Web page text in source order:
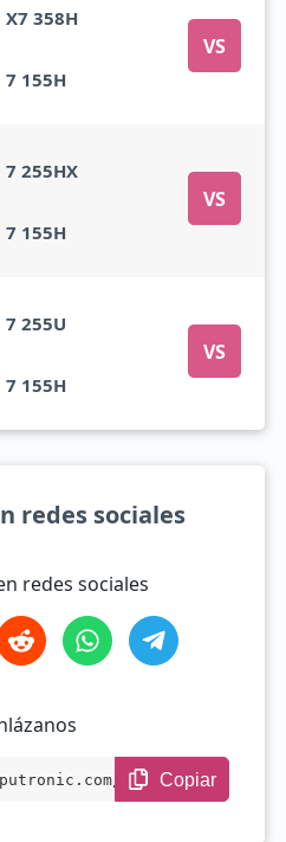
358H
VS
155H
255HX
VS
155H
255U
VS
155H
redes sociales
redes sociales
es/cpu/co
Copiar